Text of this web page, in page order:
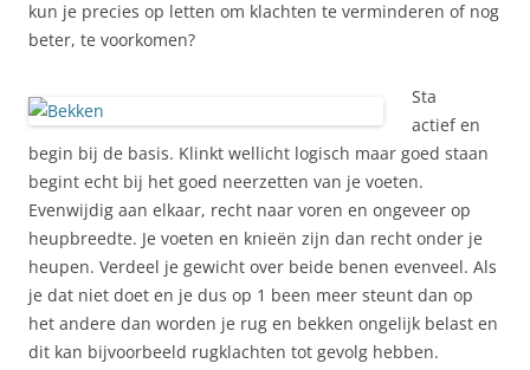
kun je precies op letten om klachten te verminderen of nog
beter, te voorkomen?
Sta
actief en
begin bij de basis. Klinkt wellicht logisch maar goed staan
begint echt bij het goed neerzetten van je voeten.
Evenwijdig aan elkaar, recht naar voren en ongeveer op
heupbreedte. Je voeten en knieën zijn dan recht onder je
heupen. Verdeel je gewicht over beide benen evenveel. Als
je dat niet doet en je dus op 1 been meer steunt dan op
het andere dan worden je rug en bekken ongelijk belast en
dit kan bijvoorbeeld rugklachten tot gevolg hebben.